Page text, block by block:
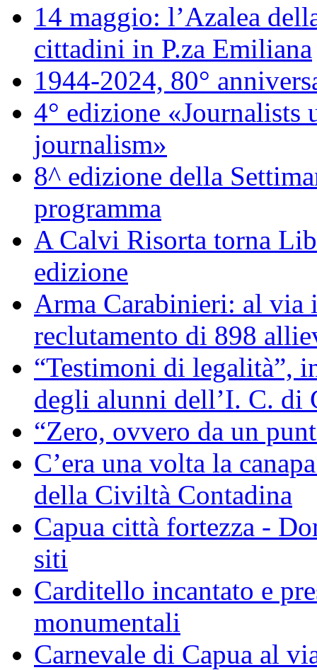
14 maggio: l’Azalea
cittadini in P.za Emiliana
1944-2024, 80°
4° edizione «Journalists
journalism»
8^ edizione della
programma
A Calvi Risorta torna
edizione
Arma Carabinieri: al via
reclutamento di 898
“Testimoni di legalità”,
degli alunni dell’I. C. di
“Zero, ovvero da un
C’era una volta la
della Civiltà Contadina
Capua città fortezza -
siti
Carditello incantato e
monumentali
Carnevale di Capua al